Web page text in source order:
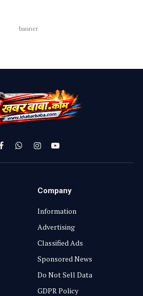
banner
FacebookWhatsApp
InstagramYouTube
Company
Information
Advertising
Classified Ads
Sponsored News
Do Not Sell Data
GDPR Policy